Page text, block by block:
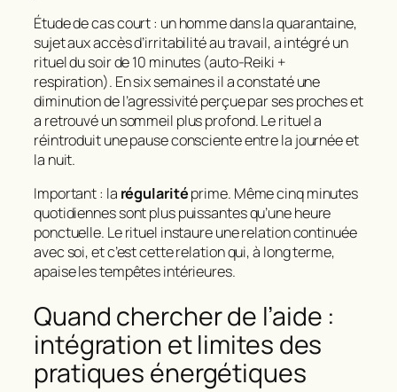
Étude de cas court : un homme dans la quarantaine,
sujet aux accès d’irritabilité au travail, a intégré un
rituel du soir de 10 minutes (auto-Reiki +
respiration). En six semaines il a constaté une
diminution de l’agressivité perçue par ses proches et
a retrouvé un sommeil plus profond. Le rituel a
réintroduit une pause consciente entre la journée et
la nuit.
Important : la régularitéprime. Même cinq minutes
quotidiennes sont plus puissantes qu’une heure
ponctuelle. Le rituel instaure une relation continuée
avec soi, et c’est cette relation qui, à long terme,
apaise les tempêtes intérieures.
Quand chercher de l’aide :
intégration et limites des
pratiques énergétiques